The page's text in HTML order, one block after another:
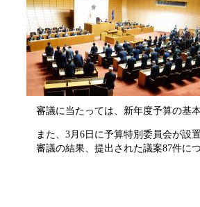
審議に当たっては、新年度予算の基
また、3月6日に予算特別委員会が設
審議の結果、提出された議案87件に